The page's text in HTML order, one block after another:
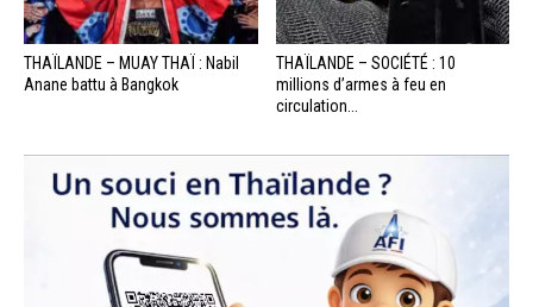
THAÏLANDE – MUAY THAÏ : Nabil
Anane battu à Bangkok
THAÏLANDE – SOCIÉTÉ : 10
millions d’armes à feu en
circulation...